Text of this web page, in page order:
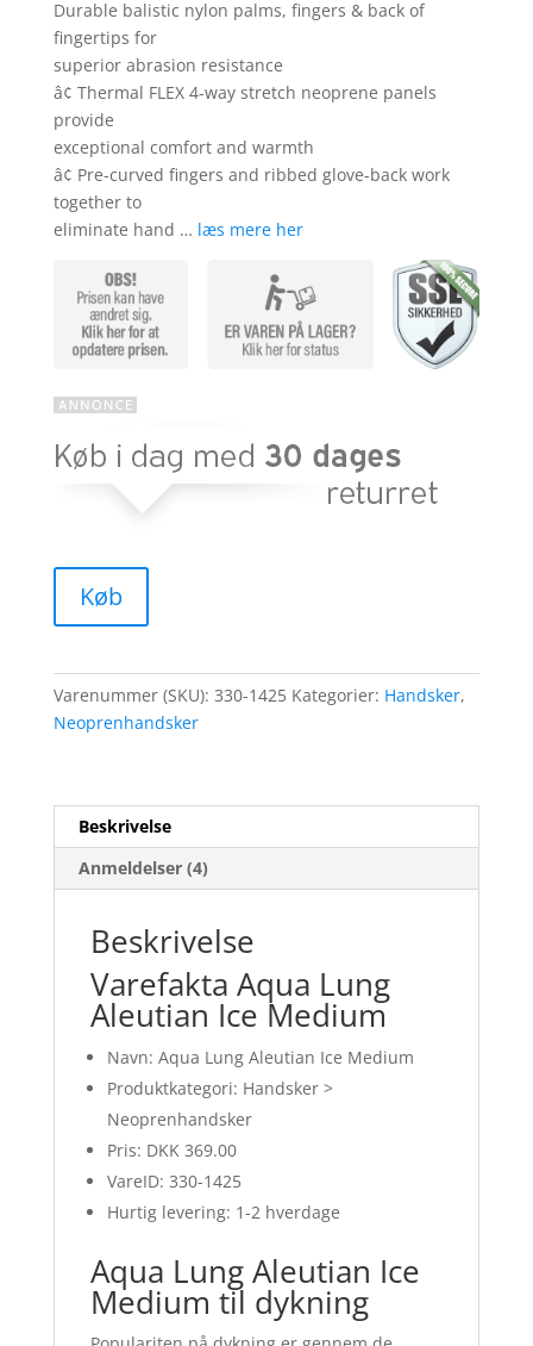
Durable balistic nylon palms, fingers & back of
fingertips for
superior abrasion resistance
â¢ Thermal FLEX 4-way stretch neoprene panels
provide
exceptional comfort and warmth
â¢ Pre-curved fingers and ribbed glove-back work
together to
eliminate hand … læs mere her
Køb
Varenummer (SKU): 330-1425 Kategorier: Handsker,
Neoprenhandsker
Beskrivelse
Anmeldelser (4)
Beskrivelse
Varefakta Aqua Lung
Aleutian Ice Medium
Navn: Aqua Lung Aleutian Ice Medium
Produktkategori: Handsker >
Neoprenhandsker
Pris: DKK 369.00
VareID: 330-1425
Hurtig levering: 1-2 hverdage
Aqua Lung Aleutian Ice
Medium til dykning